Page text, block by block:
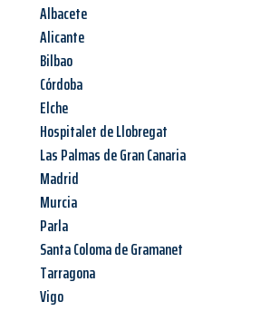
Albacete
Alicante
Bilbao
Córdoba
Elche
Hospitalet de Llobregat
Las Palmas de Gran Canaria
Madrid
Murcia
Parla
Santa Coloma de Gramanet
Tarragona
Vigo